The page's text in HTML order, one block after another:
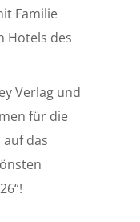
Familie
Hotels des
Verlag und
für die
das